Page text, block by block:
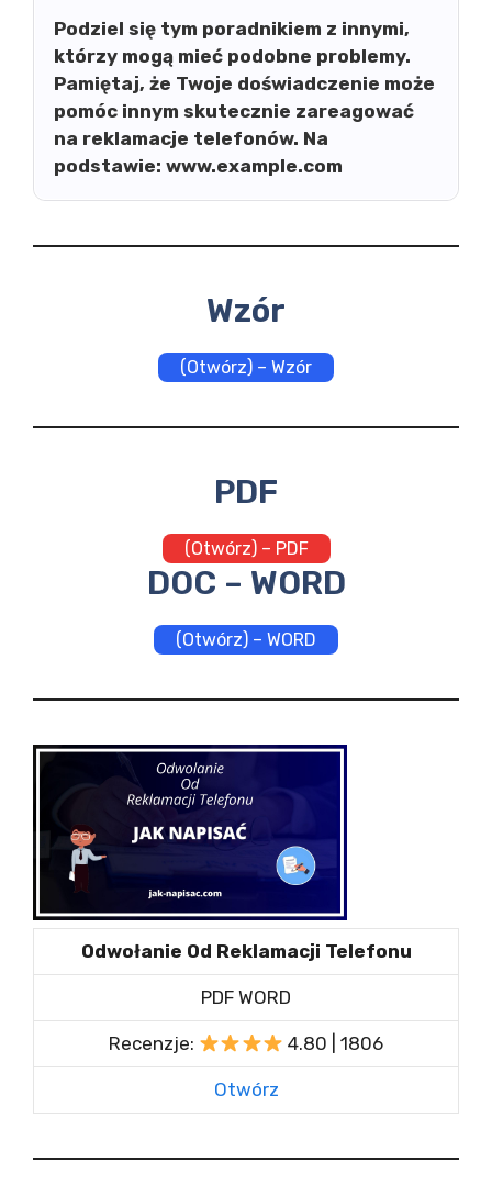
Podziel się tym poradnikiem z innymi,
którzy mogą mieć podobne problemy.
Pamiętaj, że Twoje doświadczenie może
pomóc innym skutecznie zareagować
na reklamacje telefonów. Na
podstawie: www.example.com
Wzór
(Otwórz) – Wzór
PDF
(Otwórz) – PDF
DOC – WORD
(Otwórz) – WORD
Odwołanie Od Reklamacji Telefonu
PDF WORD
Recenzje: 4.80 | 1806
Otwórz